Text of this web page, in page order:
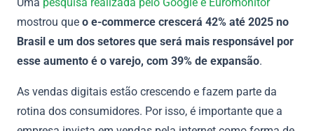
mostrou que o e-commerce crescerá 42% até 2025 no
Brasil e um dos setores que será mais responsável por
esse aumento é o varejo, com 39% de expansão.
As vendas digitais estão crescendo e fazem parte da
rotina dos consumidores. Por isso, é importante que a